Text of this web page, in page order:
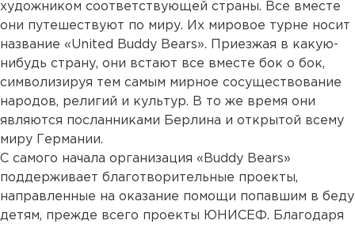
художником соответствующей страны. Все вместе
они путешествуют по миру. Их мировое турне носит
название «United Buddy Bears». Приезжая в какую-
нибудь страну, они встают все вместе бок о бок,
символизируя тем самым мирное сосуществование
народов, религий и культур. В то же время они
являются посланниками Берлина и открытой всему
миру Германии.
С самого начала организация «Buddy Bears»
поддерживает благотворительные проекты,
направленные на оказание помощи попавшим в беду
детям, прежде всего проекты ЮНИСЕФ. Благодаря